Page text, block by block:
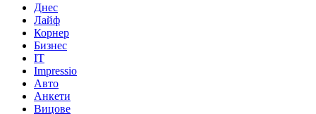
Днес
Лайф
Корнер
Бизнес
IT
Impressio
Авто
Анкети
Вицове